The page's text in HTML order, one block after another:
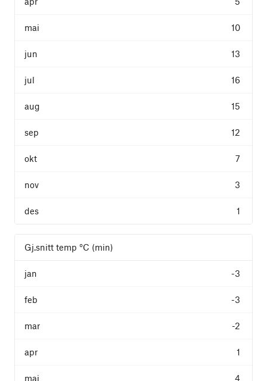
10
13
16
15
12
7
3
1
Gj.snitt temp °C (min)
-3
-3
-2
1
4